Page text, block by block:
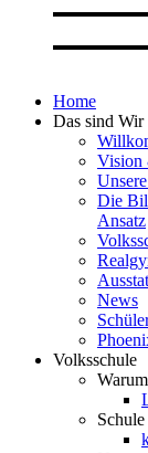
Home
Das sind Wir
Vision
Die
Ansatz
News
Volksschule